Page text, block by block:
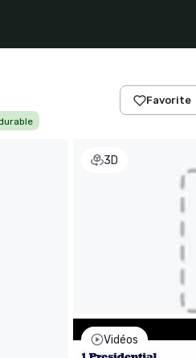
Favorite
3D
Vidéos